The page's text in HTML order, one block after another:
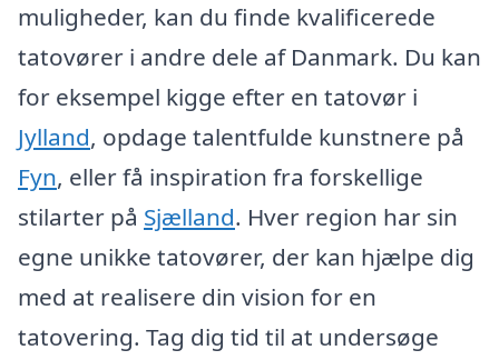
muligheder, kan du finde kvalificerede
tatovører i andre dele af Danmark. Du kan
for eksempel kigge efter en tatovør i
Jylland, opdage talentfulde kunstnere på
Fyn, eller få inspiration fra forskellige
stilarter på Sjælland. Hver region har sin
egne unikke tatovører, der kan hjælpe dig
med at realisere din vision for en
tatovering. Tag dig tid til at undersøge